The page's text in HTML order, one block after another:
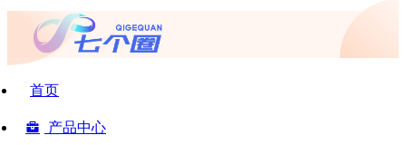
首页
产品中心